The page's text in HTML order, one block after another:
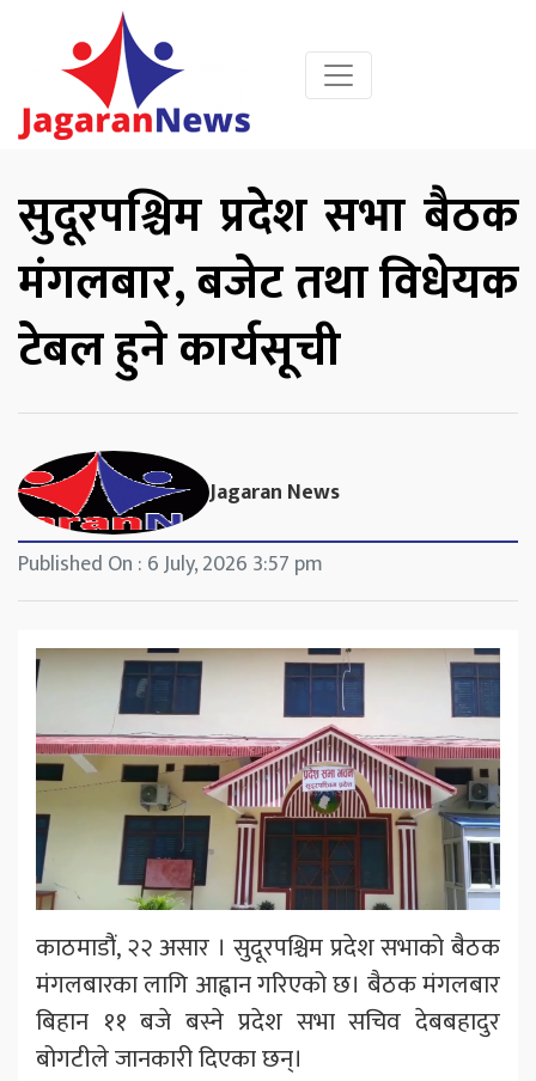
सुदूरपश्चिम प्रदेश सभा बैठक
मंगलबार, बजेट तथा विधेयक
टेबल हुने कार्यसूची
Jagaran News
Published On : 6 July, 2026 3:57 pm
काठमाडौंं, २२ असार । सुदूरपश्चिम प्रदेश सभाको बैठक
मंगलबारका लागि आह्वान गरिएको छ। बैठक मंगलबार
बिहान ११ बजे बस्ने प्रदेश सभा सचिव देबबहादुर
बोगटीले जानकारी दिएका छन्।